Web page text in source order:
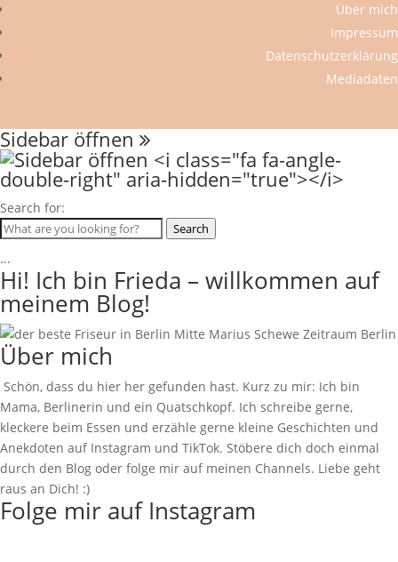
Über mich
Impressum
Datenschutzerklärung
Mediadaten
Sidebar öffnen
Search for:
Search
...
Hi! Ich bin Frieda – willkommen auf
meinem Blog!
Über mich
Schön, dass du hier her gefunden hast. Kurz zu mir: Ich bin
Mama, Berlinerin und ein Quatschkopf. Ich schreibe gerne,
kleckere beim Essen und erzähle gerne kleine Geschichten und
Anekdoten auf Instagram und TikTok. Stöbere dich doch einmal
durch den Blog oder folge mir auf meinen Channels. Liebe geht
raus an Dich! :)
Folge mir auf Instagram